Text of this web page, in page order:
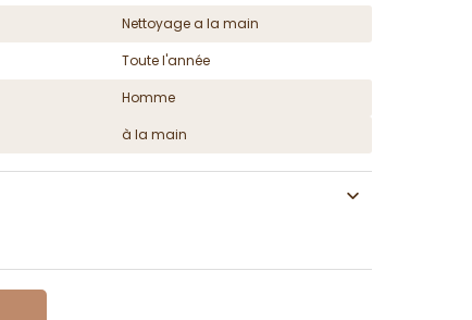
Nettoyage a la main
Toute l'année
Homme
à la main